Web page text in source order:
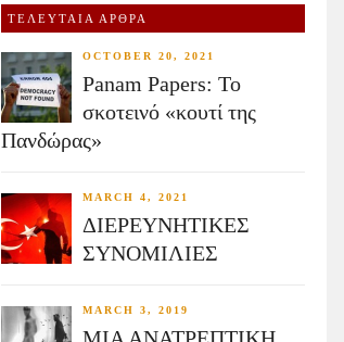
ΤΕΛΕΥΤΑΙΑ ΑΡΘΡΑ
OCTOBER 20, 2021
Panam Papers: Το
σκοτεινό «κουτί της
Πανδώρας»
MARCH 4, 2021
ΔΙΕΡΕΥΝΗΤΙΚΕΣ
ΣΥΝΟΜΙΛΙΕΣ
MARCH 3, 2019